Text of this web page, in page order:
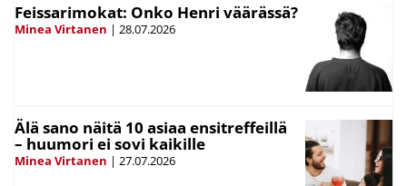
Feissarimokat: Onko Henri väärässä?
Minea Virtanen | 28.07.2026
Älä sano näitä 10 asiaa ensitreffeillä
– huumori ei sovi kaikille
Minea Virtanen | 27.07.2026